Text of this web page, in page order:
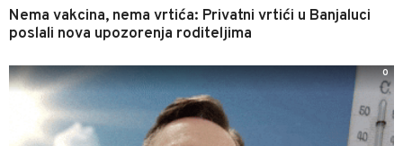
Nema vakcina, nema vrtića: Privatni vrtići u Banjaluci
poslali nova upozorenja roditeljima
0